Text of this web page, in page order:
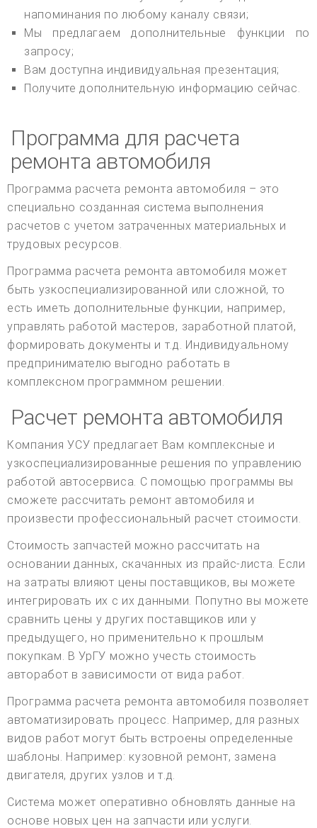
напоминания по любому каналу связи;
Мы предлагаем дополнительные функции по
запросу;
Вам доступна индивидуальная презентация;
Получите дополнительную информацию сейчас.
Программа для расчета
ремонта автомобиля
Программа расчета ремонта автомобиля – это
специально созданная система выполнения
расчетов с учетом затраченных материальных и
трудовых ресурсов.
Программа расчета ремонта автомобиля может
быть узкоспециализированной или сложной, то
есть иметь дополнительные функции, например,
управлять работой мастеров, заработной платой,
формировать документы и т.д. Индивидуальному
предпринимателю выгодно работать в
комплексном программном решении.
Расчет ремонта автомобиля
Компания УСУ предлагает Вам комплексные и
узкоспециализированные решения по управлению
работой автосервиса. С помощью программы вы
сможете рассчитать ремонт автомобиля и
произвести профессиональный расчет стоимости.
Стоимость запчастей можно рассчитать на
основании данных, скачанных из прайс-листа. Если
на затраты влияют цены поставщиков, вы можете
интегрировать их с их данными. Попутно вы можете
сравнить цены у других поставщиков или у
предыдущего, но применительно к прошлым
покупкам. В УрГУ можно учесть стоимость
авторабот в зависимости от вида работ.
Программа расчета ремонта автомобиля позволяет
автоматизировать процесс. Например, для разных
видов работ могут быть встроены определенные
шаблоны. Например: кузовной ремонт, замена
двигателя, других узлов и т.д.
Система может оперативно обновлять данные на
основе новых цен на запчасти или услуги.